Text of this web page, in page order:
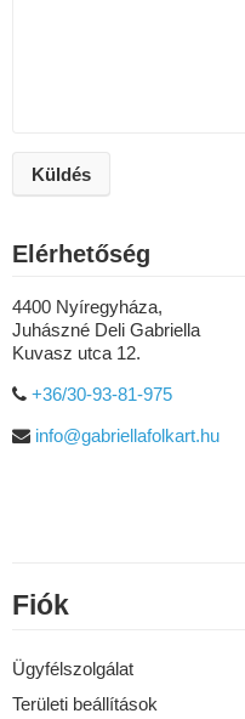
Küldés
Elérhetőség
4400 Nyíregyháza,
Juhászné Deli Gabriella
Kuvasz utca 12.
+36/30-93-81-975
info@gabriellafolkart.hu
Fiók
Ügyfélszolgálat
Területi beállítások